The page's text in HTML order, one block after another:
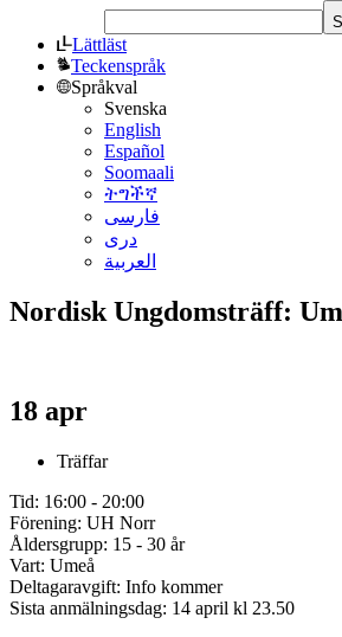
Lättläst
Teckenspråk
Språkval
Svenska
English
Español
Soomaali
ትግችኛ
فارسی
دری
العربية
Nordisk Ungdomsträff:
18 apr
Träffar
Tid: 16:00 - 20:00
Förening: UH Norr
Åldersgrupp: 15 - 30 år
Vart: Umeå
Deltagaravgift: Info kommer
Sista anmälningsdag: 14 april kl 23.50